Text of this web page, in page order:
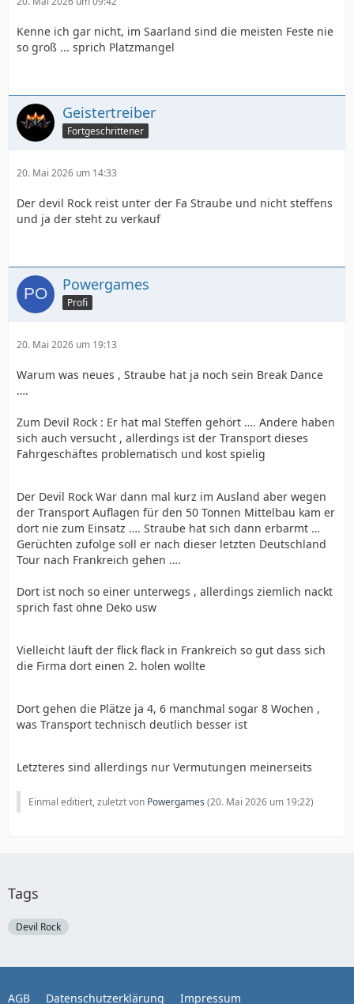
Kenne ich gar nicht, im Saarland sind die meisten Feste nie
so groß ... sprich Platzmangel
Geistertreiber
Fortgeschrittener
20. Mai 2026 um 14:33
Der devil Rock reist unter der Fa Straube und nicht steffens
und ja der steht zu verkauf
Powergames
Profi
20. Mai 2026 um 19:13
Warum was neues , Straube hat ja noch sein Break Dance
….
Zum Devil Rock : Er hat mal Steffen gehört …. Andere haben
sich auch versucht , allerdings ist der Transport dieses
Fahrgeschäftes problematisch und kost spielig
Der Devil Rock War dann mal kurz im Ausland aber wegen
der Transport Auflagen für den 50 Tonnen Mittelbau kam er
dort nie zum Einsatz …. Straube hat sich dann erbarmt …
Gerüchten zufolge soll er nach dieser letzten Deutschland
Tour nach Frankreich gehen ….
Dort ist noch so einer unterwegs , allerdings ziemlich nackt
sprich fast ohne Deko usw
Vielleicht läuft der flick flack in Frankreich so gut dass sich
die Firma dort einen 2. holen wollte
Dort gehen die Plätze ja 4, 6 manchmal sogar 8 Wochen ,
was Transport technisch deutlich besser ist
Letzteres sind allerdings nur Vermutungen meinerseits
Einmal editiert, zuletzt von Powergames (20. Mai 2026 um 19:22)
Tags
Devil Rock
AGB Datenschutzerklärung Impressum